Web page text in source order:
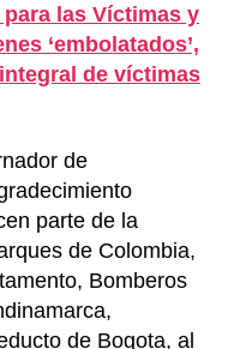
para las Víctimas y
‘embolatados’,
de víctimas
de
parte de la
de Colombia,
Bomberos
de Bogota, al